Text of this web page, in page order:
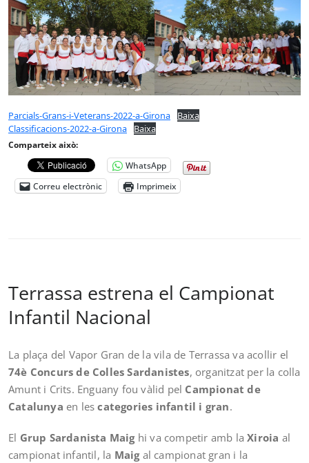
Parcials-Grans-i-Veterans-2022-a-Girona
Baixa
Classificacions-2022-a-Girona
Baixa
Comparteix això:
WhatsApp
Correu electrònic
Imprimeix
Terrassa estrena el Campionat
Infantil Nacional
La plaça del Vapor Gran de la vila de Terrassa va acollir el
74è Concurs de Colles Sardanistes, organitzat per la colla
Amunt i Crits. Enguany fou vàlid pel Campionat de
Catalunya en lescategories infantil i gran.
El Grup Sardanista Maighi va competir amb laXiroia al
campionat infantil, la Maigal campionat gran i la